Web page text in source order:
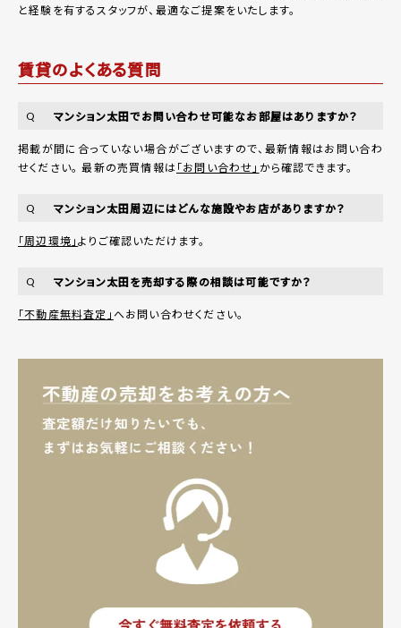
と経験を有するスタッフが、最適なご提案をいたします。
賃貸のよくある質問
Q マンション太田でお問い合わせ可能なお部屋はありますか？
掲載が間に合っていない場合がございますので、最新情報はお問い合わ
せください。 最新の売買情報は「お問い合わせ」 から確認できます。
Q マンション太田周辺にはどんな施設やお店がありますか？
「周辺環境」よりご確認いただけます。
Q マンション太田を売却する際の相談は可能ですか？
「不動産無料査定」へお問い合わせください。